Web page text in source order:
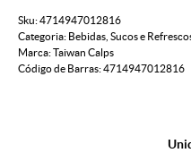
Sku:4714947012816
Categoria: Bebidas Sucos e
Marca:Taiwan Calps
Código de Barras:4714947012816